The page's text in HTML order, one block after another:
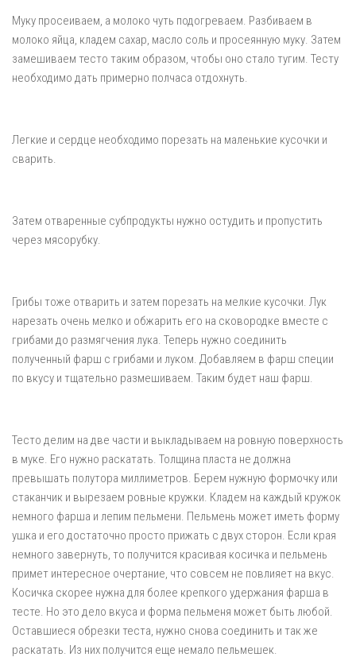
Муку просеиваем, а молоко чуть подогреваем. Разбиваем в
молоко яйца, кладем сахар, масло соль и просеянную муку. Затем
замешиваем тесто таким образом, чтобы оно стало тугим. Тесту
необходимо дать примерно полчаса отдохнуть.
Легкие и сердце необходимо порезать на маленькие кусочки и
сварить.
Затем отваренные субпродукты нужно остудить и пропустить
через мясорубку.
Грибы тоже отварить и затем порезать на мелкие кусочки. Лук
нарезать очень мелко и обжарить его на сковородке вместе с
грибами до размягчения лука. Теперь нужно соединить
полученный фарш с грибами и луком. Добавляем в фарш специи
по вкусу и тщательно размешиваем. Таким будет наш фарш.
Тесто делим на две части и выкладываем на ровную поверхность
в муке. Его нужно раскатать. Толщина пласта не должна
превышать полутора миллиметров. Берем нужную формочку или
стаканчик и вырезаем ровные кружки. Кладем на каждый кружок
немного фарша и лепим пельмени. Пельмень может иметь форму
ушка и его достаточно просто прижать с двух сторон. Если края
немного завернуть, то получится красивая косичка и пельмень
примет интересное очертание, что совсем не повлияет на вкус.
Косичка скорее нужна для более крепкого удержания фарша в
тесте. Но это дело вкуса и форма пельменя может быть любой.
Оставшиеся обрезки теста, нужно снова соединить и так же
раскатать. Из них получится еще немало пельмешек.